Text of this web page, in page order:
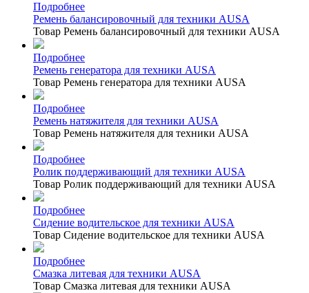
Подробнее
Ремень балансировочный для техники AUSA
Товар Ремень балансировочный для техники AUSA
Подробнее
Ремень генератора для техники AUSA
Товар Ремень генератора для техники AUSA
Подробнее
Ремень натяжителя для техники AUSA
Товар Ремень натяжителя для техники AUSA
Подробнее
Ролик поддерживающий для техники AUSA
Товар Ролик поддерживающий для техники AUSA
Подробнее
Сидение водительское для техники AUSA
Товар Сидение водительское для техники AUSA
Подробнее
Смазка литевая для техники AUSA
Товар Смазка литевая для техники AUSA